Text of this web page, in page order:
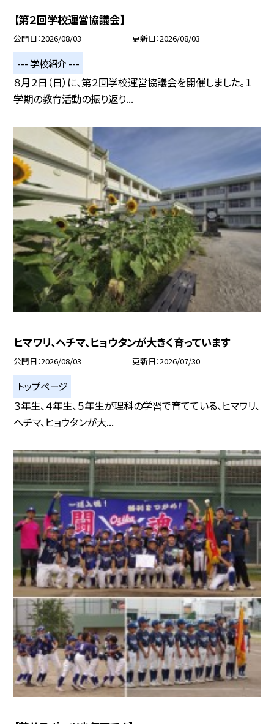
【第２回学校運営協議会】
公開日 2026/08/03 更新日 2026/08/03
--- 学校紹介 ---
８月２日（日）に、第２回学校運営協議会を開催しました。１
学期の教育活動の振り返り...
ヒマワリ、ヘチマ、ヒョウタンが大きく育っています
公開日 2026/08/03 更新日 2026/07/30
トップページ
３年生、４年生、５年生が理科の学習で育てている、ヒマワリ、
ヘチマ、ヒョウタンが大...